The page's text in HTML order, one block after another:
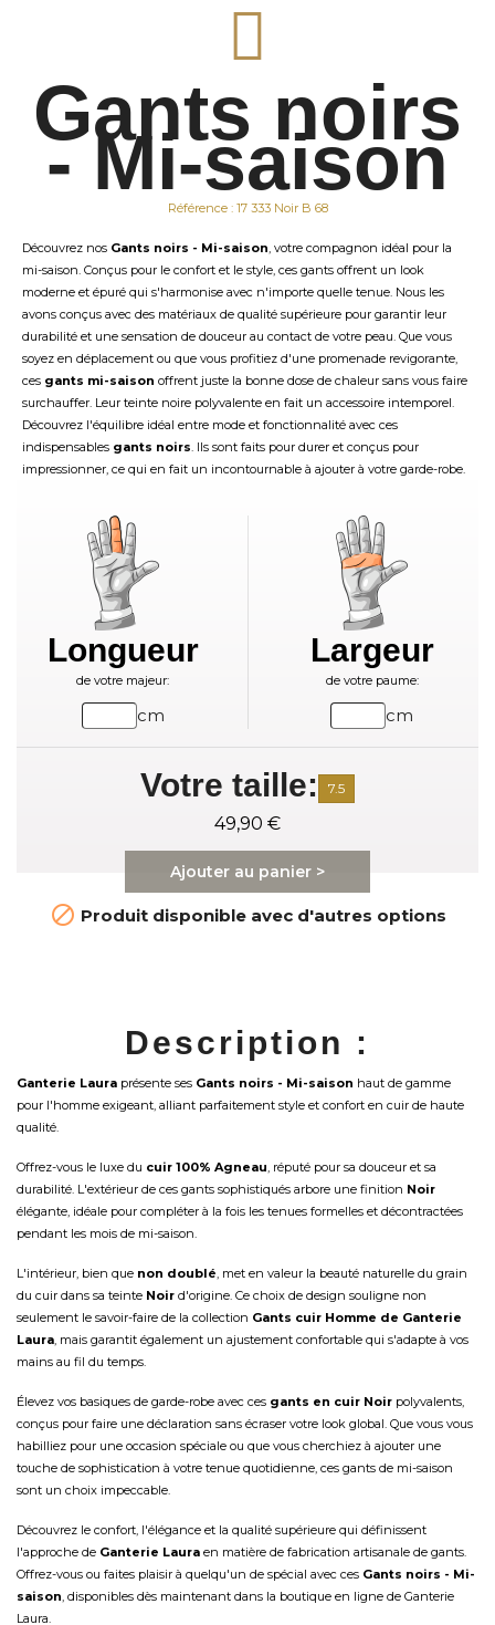
Gants noirs
- Mi-saison
Référence : 17 333 Noir B 68
Découvrez nos Gants noirs - Mi-saison, votre compagnon idéal pour la
mi-saison. Conçus pour le confort et le style, ces gants offrent un look
moderne et épuré qui s'harmonise avec n'importe quelle tenue. Nous les
avons conçus avec des matériaux de qualité supérieure pour garantir leur
durabilité et une sensation de douceur au contact de votre peau. Que vous
soyez en déplacement ou que vous profitiez d'une promenade revigorante,
ces gants mi-saison offrent juste la bonne dose de chaleur sans vous faire
surchauffer. Leur teinte noire polyvalente en fait un accessoire intemporel.
Découvrez l'équilibre idéal entre mode et fonctionnalité avec ces
indispensables gants noirs. Ils sont faits pour durer et conçus pour
impressionner, ce qui en fait un incontournable à ajouter à votre garde-robe.
Longueur
de votre majeur:
cm
Largeur
de votre paume:
cm
Votre taille: 7.5
49,90 €
Ajouter au panier >
 Produit disponible avec d'autres options
Description :
Ganterie Laura présente ses Gants noirs - Mi-saison haut de gamme
pour l'homme exigeant, alliant parfaitement style et confort en cuir de haute
qualité.
Offrez-vous le luxe du cuir 100% Agneau, réputé pour sa douceur et sa
durabilité. L'extérieur de ces gants sophistiqués arbore une finition Noir
élégante, idéale pour compléter à la fois les tenues formelles et décontractées
pendant les mois de mi-saison.
L'intérieur, bien que non doublé, met en valeur la beauté naturelle du grain
du cuir dans sa teinte Noir d'origine. Ce choix de design souligne non
seulement le savoir-faire de la collection Gants cuir Homme de Ganterie
Laura, mais garantit également un ajustement confortable qui s'adapte à vos
mains au fil du temps.
Élevez vos basiques de garde-robe avec ces gants en cuir Noir polyvalents,
conçus pour faire une déclaration sans écraser votre look global. Que vous vous
habilliez pour une occasion spéciale ou que vous cherchiez à ajouter une
touche de sophistication à votre tenue quotidienne, ces gants de mi-saison
sont un choix impeccable.
Découvrez le confort, l'élégance et la qualité supérieure qui définissent
l'approche de Ganterie Laura en matière de fabrication artisanale de gants.
Offrez-vous ou faites plaisir à quelqu'un de spécial avec ces Gants noirs - Mi-
saison, disponibles dès maintenant dans la boutique en ligne de Ganterie
Laura.